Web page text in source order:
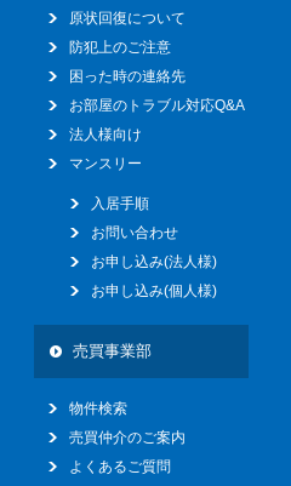
原状回復について
防犯上のご注意
困った時の連絡先
お部屋のトラブル対応Q&A
法人様向け
マンスリー
入居手順
お問い合わせ
お申し込み(法人様)
お申し込み(個人様)
売買事業部
物件検索
売買仲介のご案内
よくあるご質問